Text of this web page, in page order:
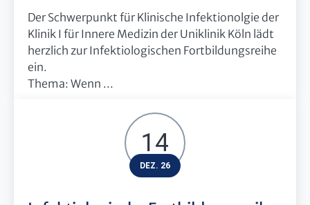
Der Schwerpunkt für Klinische Infektionolgie der
Klinik I für Innere Medizin der Uniklinik Köln lädt
herzlich zur Infektiologischen Fortbildungsreihe
ein.
Thema: Wenn ...
14
DEZ. 26